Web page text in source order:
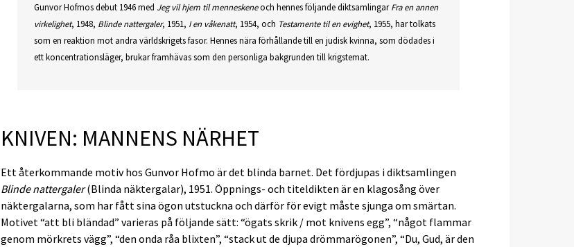
Gunvor Hofmos debut 1946 med Jeg vil hjem til menneskeneoch hennes följande diktsamlingarFra en annen
virkelighet, 1948, Blinde nattergaler, 1951, I en våkenatt, 1954, och Testamente til en evighet, 1955, har tolkats
som en reaktion mot andra världskrigets fasor. Hennes nära förhållande till en judisk kvinna, som dödades i
ett koncentrationsläger, brukar framhävas som den personliga bakgrunden till krigstemat.
KNIVEN: MANNENS NÄRHET
Ett återkommande motiv hos Gunvor Hofmo är det blinda barnet. Det fördjupas i diktsamlingen
Blinde nattergaler(Blinda näktergalar), 1951. Öppnings- och titeldikten är en klagosång över
näktergalarna, som har fått sina ögon utstuckna och därför för evigt måste sjunga om smärtan.
Motivet “att bli bländad” varieras på följande sätt: “ögats skrik / mot knivens egg”, “något flammar
genom mörkrets vägg”, “den onda råa blixten”, “stack ut de djupa drömmarögonen”, “Du, Gud, är den